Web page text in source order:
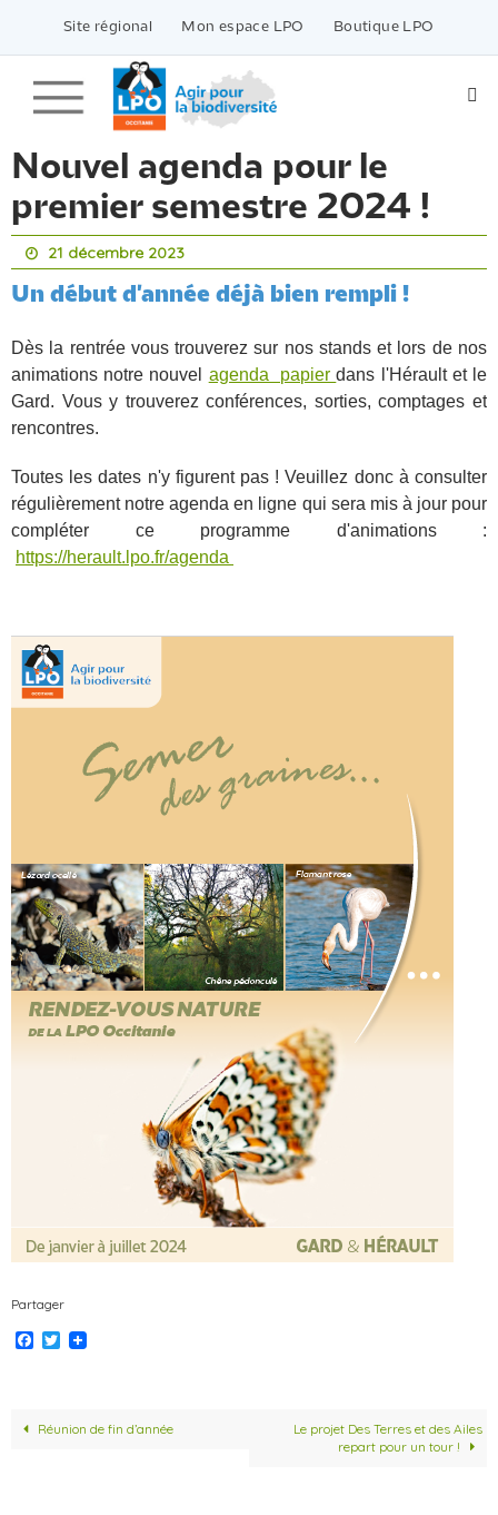
contenu
Site régional Mon espace LPO Boutique LPO
Nouvel agenda pour le
premier semestre 2024 !
21 décembre 2023
Un début d'année déjà bien rempli !
Dès la rentrée vous trouverez sur nos stands et lors de nos
animations notre nouvel agenda papierdans l'Hérault et le
Gard. Vous y trouverez conférences, sorties, comptages et
rencontres.
Toutes les dates n'y figurent pas ! Veuillez donc à consulter
régulièrement notre agenda en ligne qui sera mis à jour pour
compléter ce programme d'animations :
https://herault.lpo.fr/agenda
Partager
F
o
T
e
Réunion de fin d’année
Le projet Des Terres et des Ailes
repart pour un tour !